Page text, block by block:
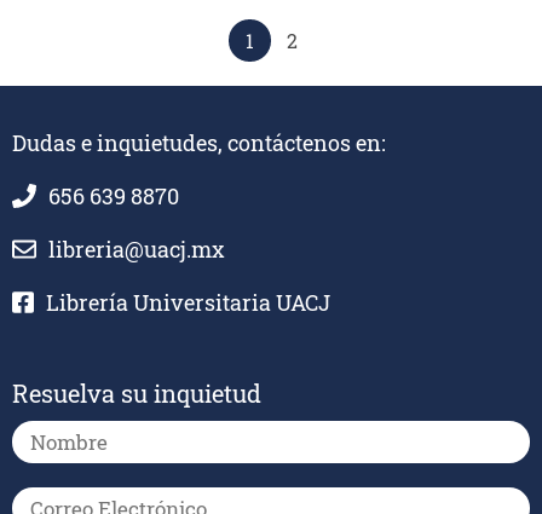
1 2
Dudas e inquietudes, contáctenos en:
656 639 8870
libreria@uacj.mx
Librería Universitaria UACJ
Resuelva su inquietud